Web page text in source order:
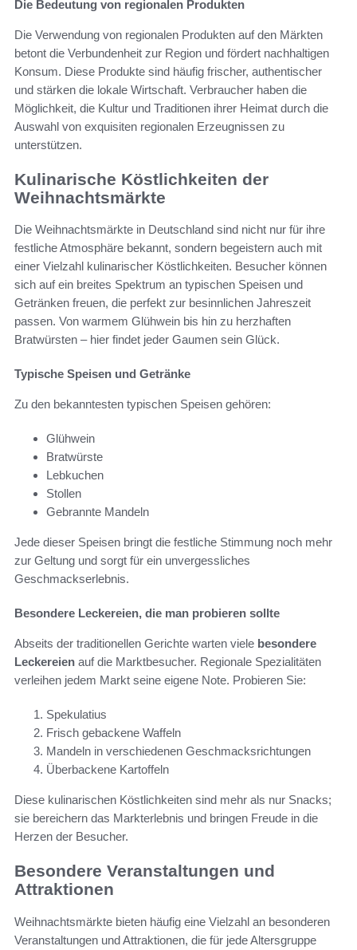
Die Bedeutung von regionalen Produkten
Die Verwendung von regionalen Produkten auf den Märkten
betont die Verbundenheit zur Region und fördert nachhaltigen
Konsum. Diese Produkte sind häufig frischer, authentischer
und stärken die lokale Wirtschaft. Verbraucher haben die
Möglichkeit, die Kultur und Traditionen ihrer Heimat durch die
Auswahl von exquisiten regionalen Erzeugnissen zu
unterstützen.
Kulinarische Köstlichkeiten der
Weihnachtsmärkte
Die Weihnachtsmärkte in Deutschland sind nicht nur für ihre
festliche Atmosphäre bekannt, sondern begeistern auch mit
einer Vielzahl kulinarischer Köstlichkeiten. Besucher können
sich auf ein breites Spektrum an typischen Speisen und
Getränken freuen, die perfekt zur besinnlichen Jahreszeit
passen. Von warmem Glühwein bis hin zu herzhaften
Bratwürsten – hier findet jeder Gaumen sein Glück.
Typische Speisen und Getränke
Zu den bekanntesten typischen Speisen gehören:
Glühwein
Bratwürste
Lebkuchen
Stollen
Gebrannte Mandeln
Jede dieser Speisen bringt die festliche Stimmung noch mehr
zur Geltung und sorgt für ein unvergessliches
Geschmackserlebnis.
Besondere Leckereien, die man probieren sollte
Abseits der traditionellen Gerichte warten viele besondere
Leckereien auf die Marktbesucher. Regionale Spezialitäten
verleihen jedem Markt seine eigene Note. Probieren Sie:
Spekulatius
Frisch gebackene Waffeln
Mandeln in verschiedenen Geschmacksrichtungen
Überbackene Kartoffeln
Diese kulinarischen Köstlichkeiten sind mehr als nur Snacks;
sie bereichern das Markterlebnis und bringen Freude in die
Herzen der Besucher.
Besondere Veranstaltungen und
Attraktionen
Weihnachtsmärkte bieten häufig eine Vielzahl an besonderen
Veranstaltungen und Attraktionen, die für jede Altersgruppe